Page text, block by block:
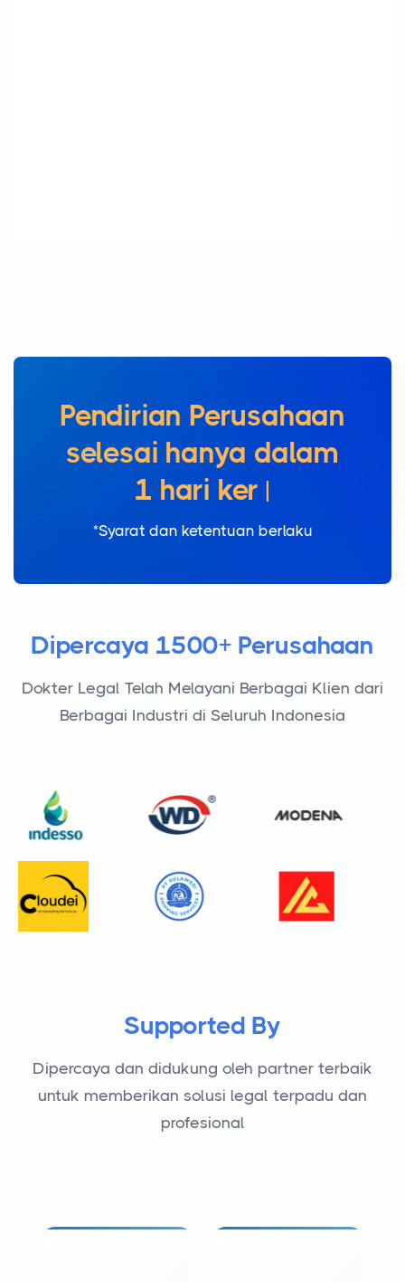
Pendirian Perusahaan
selesai hanya dalam
1 ha |
*Syarat dan ketentuan berlaku
Dipercaya 1500+ Perusahaan
Dokter Legal Telah Melayani Berbagai Klien dari
Berbagai Industri di Seluruh Indonesia
Supported By
Dipercaya dan didukung oleh partner terbaik
untuk memberikan solusi legal terpadu dan
profesional